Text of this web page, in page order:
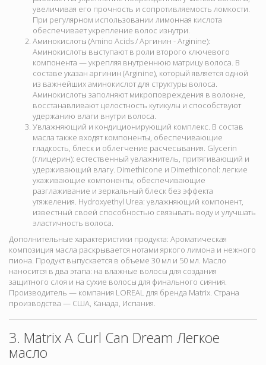
увеличивая его прочность и сопротивляемость ломкости.
При регулярном использовании лимонная кислота
обеспечивает укрепление волос изнутри.
Аминокислоты (Amino Acids / Аргинин - Arginine):
Аминокислоты выступают в роли второго ключевого
компонента — укрепляя внутреннюю матрицу волоса. В
составе указан аргинин (Arginine), который является одной
из важнейших аминокислот для структуры волоса.
Аминокислоты заполняют микроповреждения в волокне,
восстанавливают целостность кутикулы и способствуют
удержанию влаги внутри волоса.
Увлажняющий и кондиционирующий комплекс. В состав
масла также входят компоненты, обеспечивающие
гладкость, блеск и облегчение расчесывания. Glycerin
(глицерин): естественный увлажнитель, притягивающий и
удерживающий влагу. Dimethicone и Dimethiconol: легкие
ухаживающие компоненты, обеспечивающие
разглаживание и зеркальный блеск без эффекта
утяжеления. Hydroxyethyl Urea: увлажняющий компонент,
известный своей способностью связывать воду и улучшать
эластичность волоса.
Дополнительные характеристики продукта: Ароматическая
композиция масла раскрывается нотами яркого лимона и нежного
пиона. Продукт выпускается в объеме 30 мл и 50 мл. Масло
наносится в два этапа: на влажные волосы для создания
защитного слоя и на сухие волосы для финального сияния.
Производитель — компания LOREAL для бренда Matrix. Страна
производства — США, Канада, Испания.
3. Matrix A Curl Can Dream Легкое
масло